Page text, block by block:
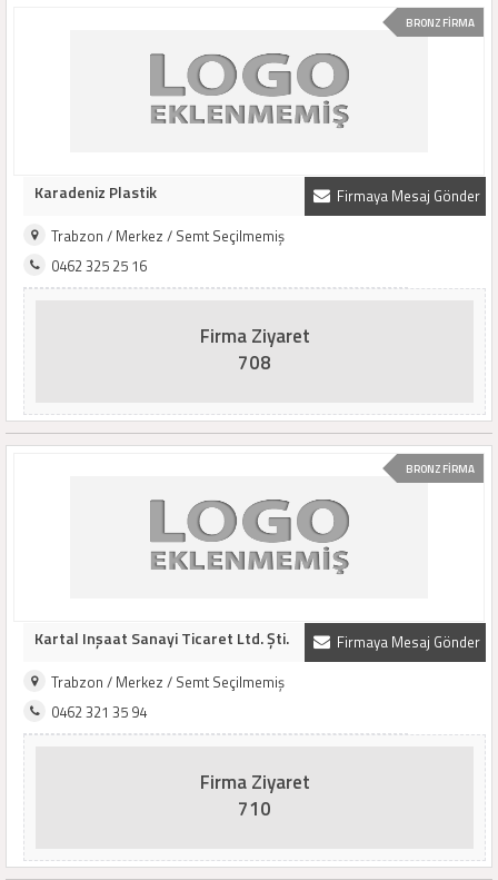
BRONZ FİRMA
Firmaya Mesaj Gönder
Karadeniz Plastik
Trabzon / Merkez / Semt Seçilmemiş
0462 325 25 16
Firma Ziyaret
708
BRONZ FİRMA
Firmaya Mesaj Gönder
Kartal Inşaat Sanayi Ticaret Ltd. Şti.
Trabzon / Merkez / Semt Seçilmemiş
0462 321 35 94
Firma Ziyaret
710